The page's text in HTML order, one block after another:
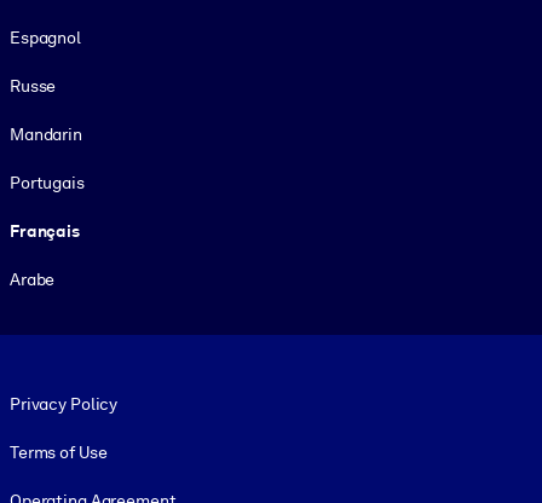
Espagnol
Russe
Mandarin
Portugais
Français
Arabe
Privacy Policy
Terms of Use